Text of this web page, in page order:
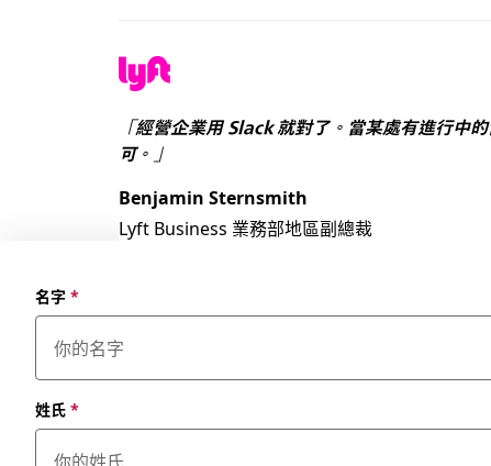
「經營企業用 Slack 就對了。當某處有進行中
可。」
Benjamin Sternsmith
Lyft Business 業務部地區副總裁
名字*
姓氏*